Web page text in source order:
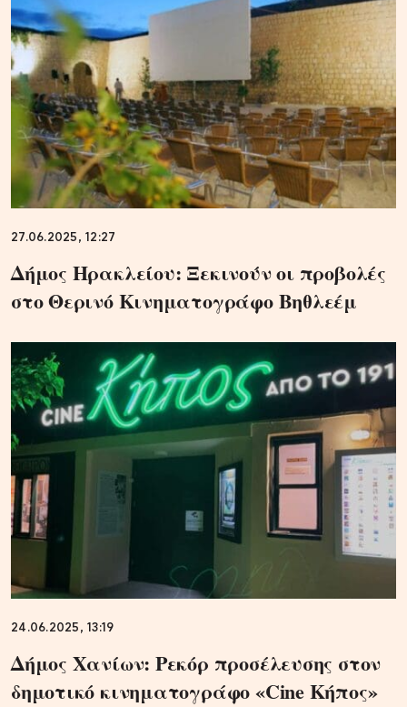
27.06.2025, 12:27
Δήμος Ηρακλείου: Ξεκινούν οι προβολές
στο Θερινό Κινηματογράφο Βηθλεέμ
24.06.2025, 13:19
Δήμος Χανίων: Ρεκόρ προσέλευσης στον
δημοτικό κινηματογράφο «Cine Κήπος»